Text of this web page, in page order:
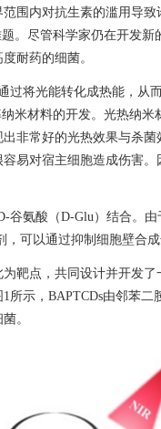
围内对抗生素的滥用导
。 尽管科学家仍在开发新
耐药的细菌。
过将光能转化成热能，从
米材料的开发。光热纳米
非常好的光热效果与杀菌
易对宿主细胞造成伤害
谷氨酸（D-Glu）结合。由
可以通过抑制细胞壁合成
靶点，共同设计并开发
1所示， BAPTCDs由邻苯二
。